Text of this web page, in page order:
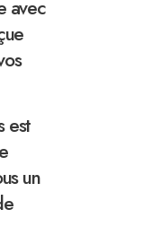
avec
est
un